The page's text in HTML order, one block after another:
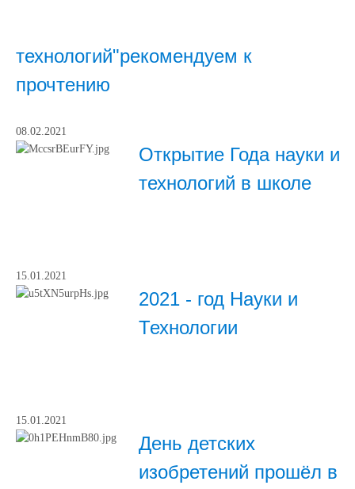
технологий"рекомендуем к
прочтению
08.02.2021
Открытие Года науки и
технологий в школе
15.01.2021
2021 - год Науки и
Технологии
15.01.2021
День детских
изобретений прошёл в